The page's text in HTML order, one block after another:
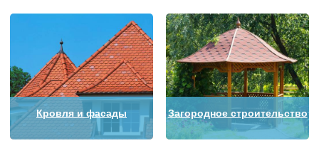
Кровля и фасады Загородное строительство